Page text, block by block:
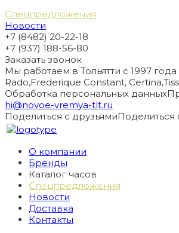
Спецпредложения
Новости
+7 (8482) 20-22-18
+7 (937) 188-56-80
Заказать звонок
Мы работаем в Тольятти с 1997
Rado,Frederique Constant,
Обработка персональных данных
hi@novoe-vremya-tlt.ru
Поделиться с друзьямиПоделиться
О компании
Бренды
Каталог часов
Спецпредложения
Новости
Доставка
Контакты